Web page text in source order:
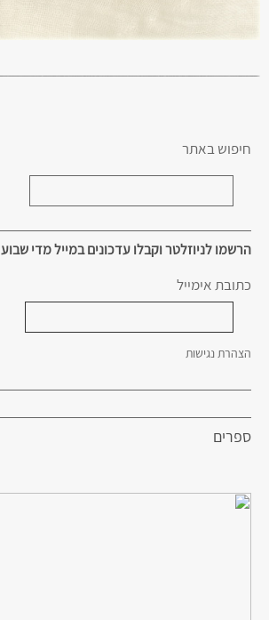
חיפוש באתר
הרשמו לניוזלטר וקבלו עדכונים במייל מדי שבוע
כתובת אימייל
הצהרת נגישות
ספרים